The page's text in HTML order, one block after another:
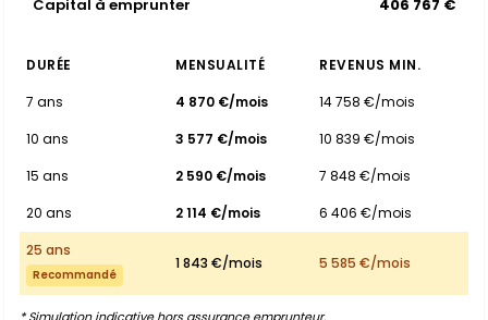
Capital à emprunter 406 767 €
DURÉE MENSUALITÉ
REVENUS MIN.
7 ans
4 870 €/mois
14 758 €/mois
10 ans
3 577 €/mois
10 839 €/mois
15 ans
2 590 €/mois
7 848 €/mois
20 ans
2 114 €/mois
6 406 €/mois
25 ans
Recommandé
1 843 €/mois 5 585 €/mois